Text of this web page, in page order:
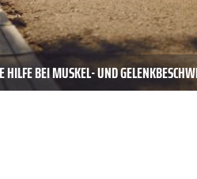
HILFE BEI MUSKEL- UND